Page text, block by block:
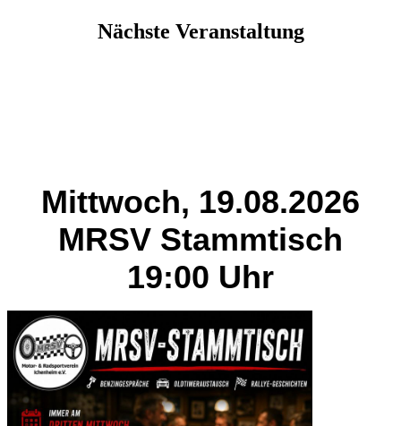
Nächste Veranstaltung
Mittwoch, 19.08.2026
MRSV Stammtisch
19:00 Uhr